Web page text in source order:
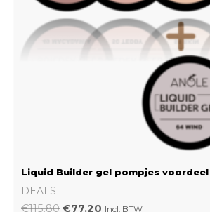
Liquid Builder gel pompjes voordeel
DEALS
€115.80 €77.20 Incl. BTW